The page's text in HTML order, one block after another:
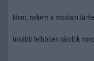
Nem, nekem a mostani
Inkább felhőben tárolok